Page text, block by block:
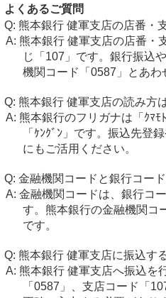
よくあるご質問
熊本銀行 健軍支店の店番・
熊本銀行 健軍支店の店番・
じ「107」です。銀行振込
機関コード「0587」とあわ
熊本銀行 健軍支店の読み方
熊本銀行のフリガナは「ｸﾏ
「ｹﾝｸﾞﾝ」です。振込先登
にもご活用ください。
金融機関コードと銀行コー
金融機関コードは、銀行コ
す。熊本銀行の金融機関コ
です。
熊本銀行 健軍支店に振込す
熊本銀行 健軍支店へ振込を
「0587」、支店コード「